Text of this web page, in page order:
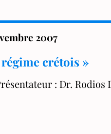
2007
crétois »
: Dr.